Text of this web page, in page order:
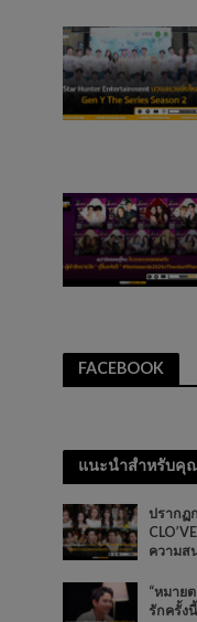
FACEBOOK
แนะนำสำหรับคุ
ปรากฏ
ความส
“หมาย
รักครั้ง